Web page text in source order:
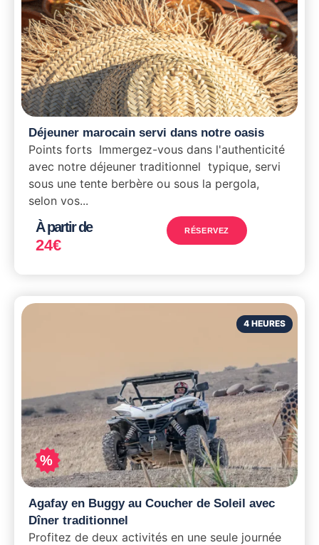
Déjeuner marocain servi dans notre oasis
Points forts Immergez-vous dans l'authenticité
avec notre déjeuner traditionnel typique, servi
sous une tente berbère ou sous la pergola,
selon vos...
À partir de
24€
RÉSERVEZ
%
4 HEURES
Agafay en Buggy au Coucher de Soleil avec
Dîner traditionnel
Profitez de deux activités en une seule journée